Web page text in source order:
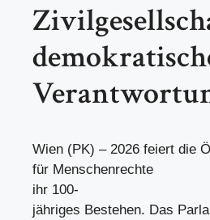
Wien (PK) – 2026 feiert die
für Menschenrechte
ihr 100-
jähriges Bestehen. Das